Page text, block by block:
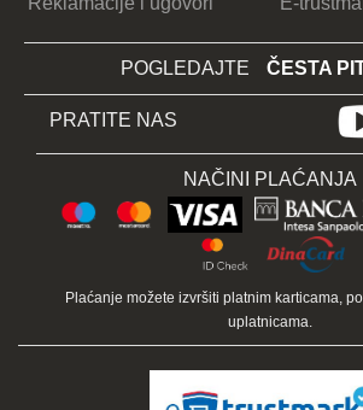
POGLEDAJTE ČESTA
PRATITE NAS
NAČINI PLAĆANJA
Plaćanje možete izvršiti platnim karticama,
uplatnicama.